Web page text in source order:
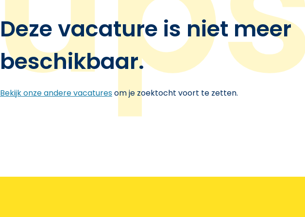
Deze vacature is niet meer
beschikbaar.
Bekijk onze andere vacaturesom je zoektocht voort te zetten.